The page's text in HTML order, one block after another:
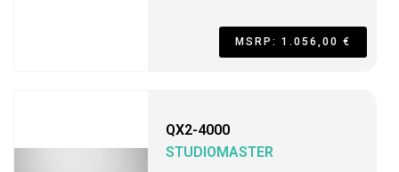
MSRP: 1.056,00 €
QX2-4000
STUDIOMASTER